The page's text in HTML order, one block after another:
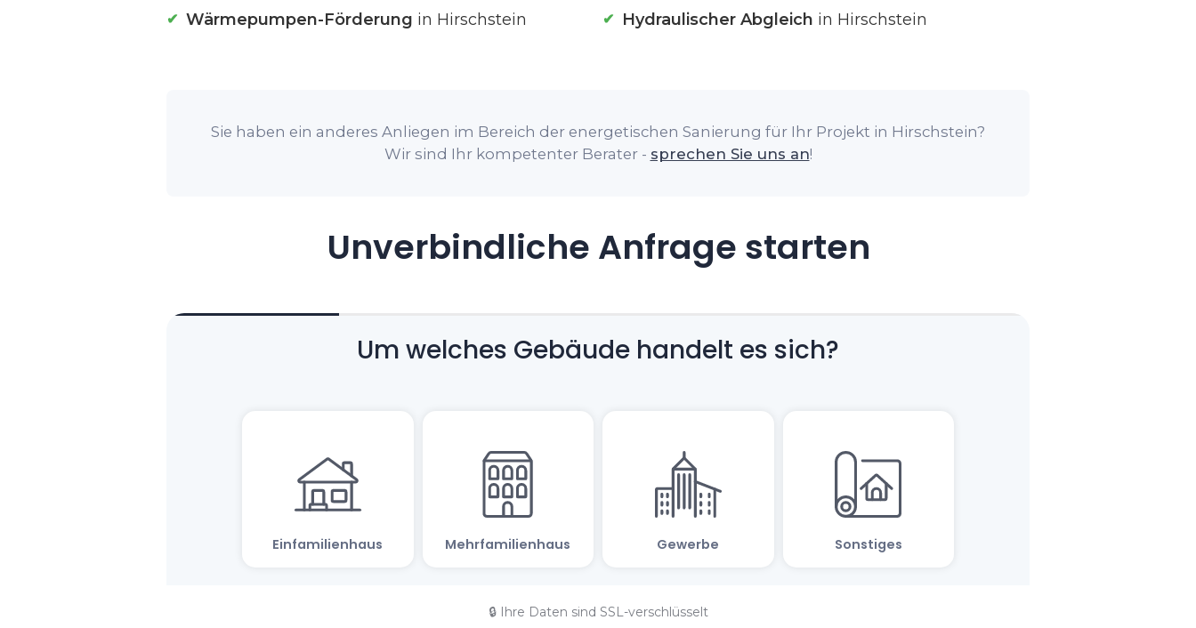
Wärmepumpen-Förderung in Hirschstein Hydraulischer Abgleich in Hirschstein
Sie haben ein anderes Anliegen im Bereich der energetischen Sanierung für Ihr Projekt in Hirschstein?
Wir sind Ihr kompetenter Berater - sprechen Sie uns an!
Unverbindliche Anfrage starten
🔒 Ihre Daten sind SSL-verschlüsselt